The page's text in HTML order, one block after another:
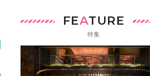
FEATURE
特集